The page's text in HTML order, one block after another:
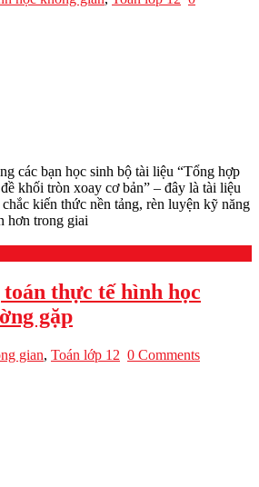
các bạn học sinh bộ tài liệu “Tổng hợp
khối tròn xoay cơ bản” – đây là tài liệu
kiến thức nền tảng, rèn luyện kỹ năng
hơn trong giai
thực tế hình học
gặp
gian, Toán lớp 12 0 Comments